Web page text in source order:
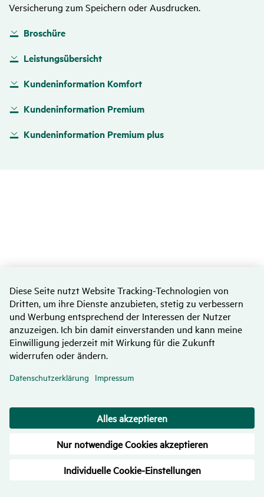
Versicherung zum Speichern oder Ausdrucken.
Broschüre
Leistungsübersicht
Kundeninformation Komfort
Kundeninformation Premium
Kundeninformation Premium plus